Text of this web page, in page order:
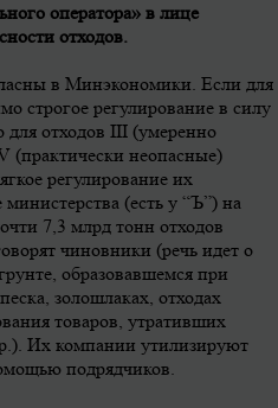
оператора» в лице
отходов.
в Минэкономики. Если для
строгое регулирование в силу
для отходов III (умеренно
(практически неопасные)
регулирование их
(есть у “Ъ”) на
7,3 млрд тонн отходов
чиновники (речь идет о
образовавшемся при
золошлаках, отходах
товаров, утративших
Их компании утилизируют
подрядчиков.